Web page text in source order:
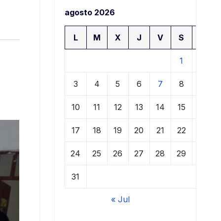
agosto 2026
L M X J V S
1
3 4 5 6 7 8
10 11 12 13 14 15
17 18 19 20 21 22
24 25 26 27 28 29
31
« Jul